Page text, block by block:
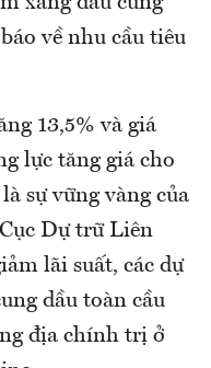
về nhu cầu tiêu
13,5% và giá
lực tăng giá cho
sự vững vàng của
Dự trữ Liên
lãi suất, các dự
dầu toàn cầu
địa chính trị ở